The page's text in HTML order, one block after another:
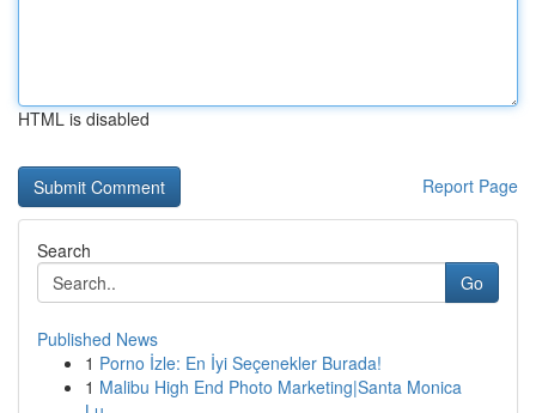
HTML is disabled
Report Page
Search
Go
Published News
1 Porno İzle: En İyi Seçenekler Burada!
1 Malibu High End Photo Marketing|Santa Monica